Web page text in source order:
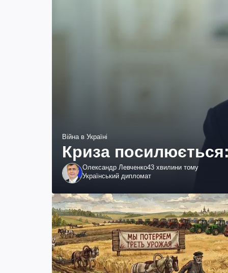
Війна в Україні
Криза
Олександр Левченко43 хвилини тому
Український дипломат